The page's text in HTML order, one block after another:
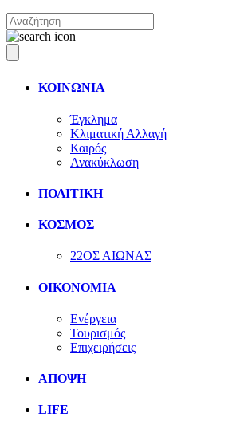
ΚΟΙΝΩΝΙΑ
Έγκλημα
Κλιματική Αλλαγή
Καιρός
Ανακύκλωση
ΠΟΛΙΤΙΚΗ
ΚΟΣΜΟΣ
22ΟΣ ΑΙΩΝΑΣ
ΟΙΚΟΝΟΜΙΑ
Ενέργεια
Τουρισμός
Επιχειρήσεις
ΑΠΟΨΗ
LIFE